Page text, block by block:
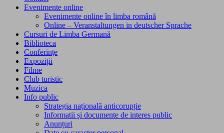
Evenimente online
Evenimente online în limba română
Online – Veranstaltungen in deutscher Sprache
Cursuri de Limba Germană
Biblioteca
Conferinţe
Expoziții
Filme
Club turistic
Muzica
Info public
Strategia națională anticorupție
Informatii și documente de interes public
Anunțuri